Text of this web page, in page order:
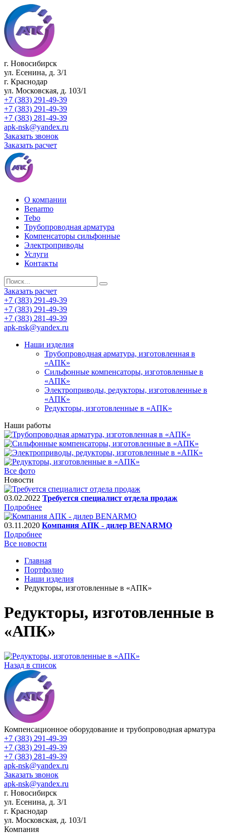
г. Новосибирск
ул. Есенина, д. 3/1
г. Краснодар
ул. Московская, д. 103/1
+7 (383) 291-49-39
+7 (383) 291-49-39
+7 (383) 281-49-39
apk-nsk@yandex.ru
Заказать звонок
Заказать расчет
О компании
Benarmo
Tebo
Трубопроводная арматура
Компенсаторы сильфонные
Электроприводы
Услуги
Контакты
Заказать расчет
+7 (383) 291-49-39
+7 (383) 291-49-39
+7 (383) 281-49-39
apk-nsk@yandex.ru
Наши изделия
Трубопроводная арматура, изготовленная в
«АПК»
Сильфонные компенсаторы, изготовленные в
«АПК»
Электроприводы, редукторы, изготовленные в
«АПК»
Редукторы, изготовленные в «АПК»
Наши работы
Все фото
Новости
03.02.2022 Требуется специалист отдела продаж
Подробнее
03.11.2020 Компания АПК - дилер BENARMO
Подробнее
Все новости
Главная
Портфолио
Наши изделия
Редукторы, изготовленные в «АПК»
Редукторы, изготовленные в
«АПК»
Назад в список
Компенсационное оборудование и трубопроводная арматура
+7 (383) 291-49-39
+7 (383) 291-49-39
+7 (383) 281-49-39
apk-nsk@yandex.ru
Заказать звонок
apk-nsk@yandex.ru
г. Новосибирск
ул. Есенина, д. 3/1
г. Краснодар
ул. Московская, д. 103/1
Компания